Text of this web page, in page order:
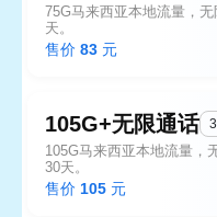
75G马来西亚本地流量，
天。
售价 83 元
105G+无限通话
105G马来西亚本地流量，
30天。
售价 105 元